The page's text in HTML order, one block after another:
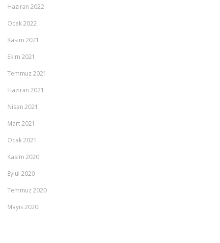
Haziran 2022
Ocak 2022
Kasım 2021
Ekim 2021
Temmuz 2021
Haziran 2021
Nisan 2021
Mart 2021
Ocak 2021
Kasım 2020
Eylül 2020
Temmuz 2020
Mayıs 2020